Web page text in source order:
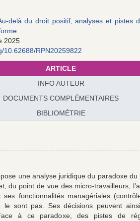
delà du droit positif, analyses et pistes
2025
10.62688/RPN20259822
ARTICLE
INFO AUTEUR
DOCUMENTS COMPLÉMENTAIRES
BIBLIOMÉTRIE
une analyse juridique du paradoxe du
du point de vue des micro-travailleurs,
ses fonctionnalités managériales
le sont pas. Ses décisions peuvent
à ce paradoxe, des pistes de